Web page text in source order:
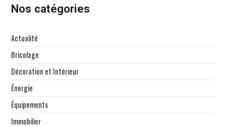
Nos catégories
Actualité
Bricolage
Décoration et Intérieur
Énergie
Équipements
Immobilier